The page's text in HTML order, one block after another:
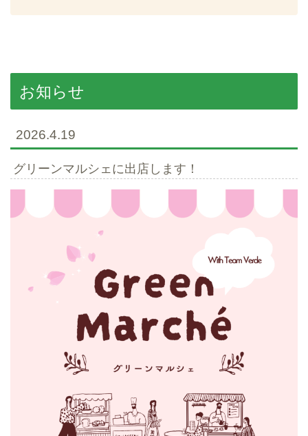
お知らせ
2026.4.19
グリーンマルシェに出店します！